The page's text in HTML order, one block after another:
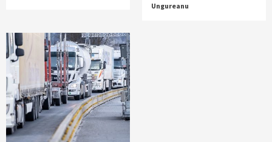
Ungureanu